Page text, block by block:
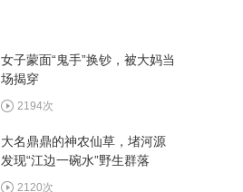
车城高级中学青蓝工程考核
课圆满收官
车城高级中学教师古诗词音
乐会圆满举办
女子蒙面“鬼手”换钞，被大妈当
场揭穿
2194次
大名鼎鼎的神农仙草，堵河源
发现“江边一碗水”野生群落
2120次